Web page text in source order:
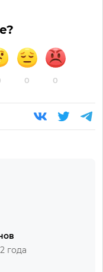
0 0
года